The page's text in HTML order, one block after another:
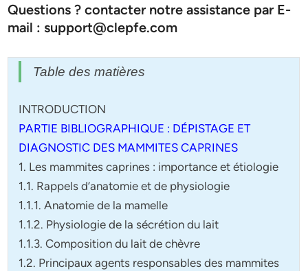
Questions ? contacter notre assistance par E-
mail : support@clepfe.com
Table des matières
INTRODUCTION
PARTIE BIBLIOGRAPHIQUE : DÉPISTAGE ET
DIAGNOSTIC DES MAMMITES CAPRINES
1. Les mammites caprines : importance et étiologie
1.1. Rappels d’anatomie et de physiologie
1.1.1. Anatomie de la mamelle
1.1.2. Physiologie de la sécrétion du lait
1.1.3. Composition du lait de chèvre
1.2. Principaux agents responsables des mammites